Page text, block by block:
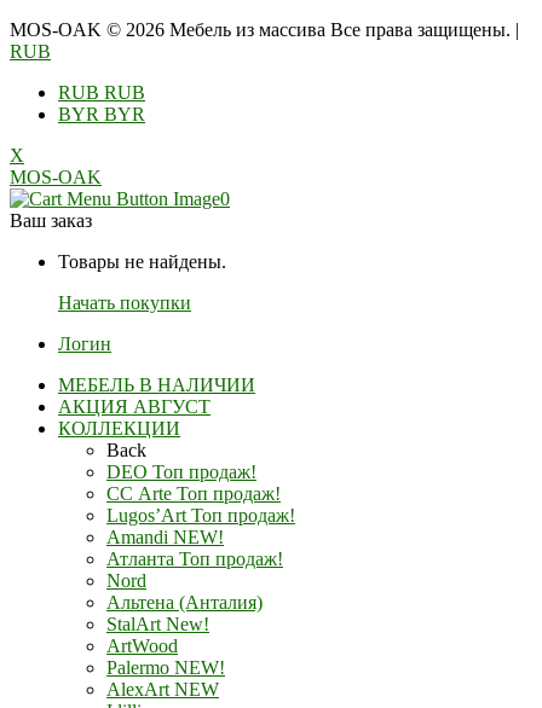
MOS-OAK © 2026 Мебель из массива Все права защищены. |
RUB
RUB RUB
BYR BYR
X
MOS-OAK
0
Ваш заказ
Товары не найдены.
Начать покупки
Логин
МЕБЕЛЬ В НАЛИЧИИ
АКЦИЯ АВГУСТ
КОЛЛЕКЦИИ
Back
DEO Топ продаж!
СС Arte Топ продаж!
Lugos’Art Топ продаж!
Amandi NEW!
Атланта Топ продаж!
Nord
Альтена (Анталия)
StalArt New!
ArtWood
Palermo NEW!
AlexArt NEW